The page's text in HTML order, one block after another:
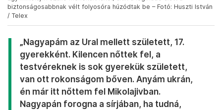
biztonságosabbnak vélt folyosóra húzódtak be – Fotó: Huszti István
/ Telex
„Nagyapám az Ural mellett született, 17.
gyerekként. Kilencen nőttek fel, a
testvéreknek is sok gyerekük született,
van ott rokonságom bőven. Anyám ukrán,
én már itt nőttem fel Mikolajivban.
Nagyapán forogna a sírjában, ha tudná,